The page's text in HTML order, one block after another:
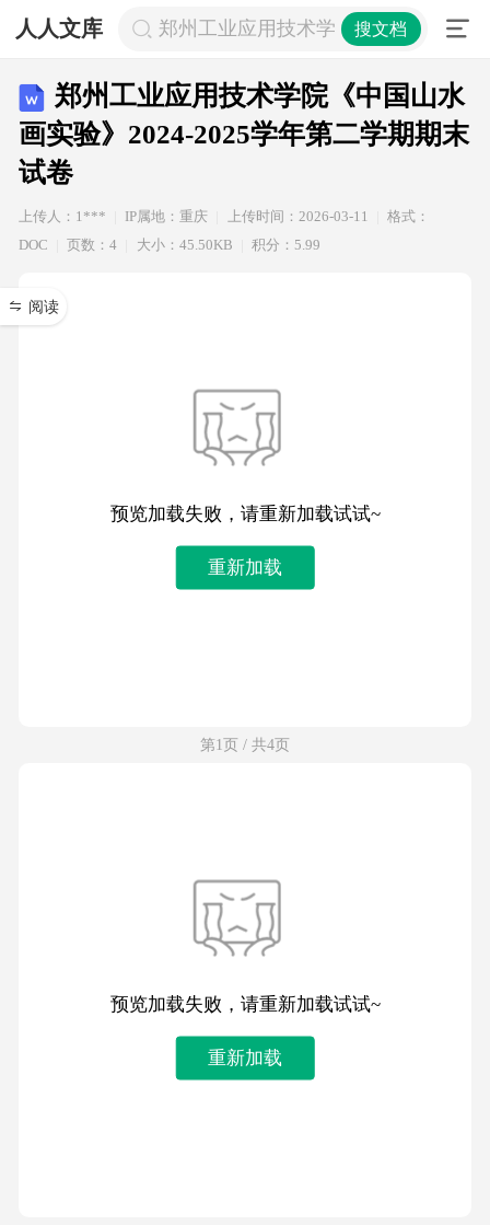
人人文库 郑州工业应用技术学院《中国山水画
搜文档
郑州工业应用技术学院《中国山水
画实验》2024-2025学年第二学期期末
试卷
上传人：1*** IP属地：重庆 上传时间：2026-03-11
格式：
DOC
页数：4 大小：45.50KB 积分：5.99
阅读
预览加载失败，请重新加载试试~
重新加载
第1页 / 共4页
预览加载失败，请重新加载试试~
重新加载